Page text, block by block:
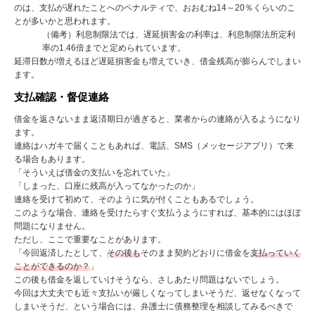
のは、支払が遅れたことへのペナルティで、おおむね14～20％くらいのこ
とが多いかと思われます。
（備考）利息制限法では、遅延損害金の利率は、利息制限法所定利
率の1.46倍までと定められています。
延滞日数が増えるほど遅延損害金も増えていき、借金残高が膨らんでしまい
ます。
支払確認・督促連絡
借金を返さないまま返済期日が過ぎると、業者からの連絡が入るようになり
ます。
連絡はハガキで届くこともあれば、電話、SMS（メッセージアプリ）で来
る場合もあります。
「そういえば借金の支払いを忘れていた」
「しまった、口座に残高が入ってなかったのか」
連絡を受けて初めて、そのように気が付くこともあるでしょう。
このような場合、連絡を受けたらすぐ支払うようにすれば、基本的にはほぼ
問題になりません。
ただし、ここで重要なことがあります。
「今回返済したとして、 その後もそのまま契約どおりに借金を支払っていく
ことができるのか？ 」
この後も借金を返していけそうなら、さしあたり問題はないでしょう。
今回は大丈夫でも近々支払いが厳しくなってしまいそうだ、返せなくなって
しまいそうだ、という場合には、弁護士に債務整理を相談してみるべきで